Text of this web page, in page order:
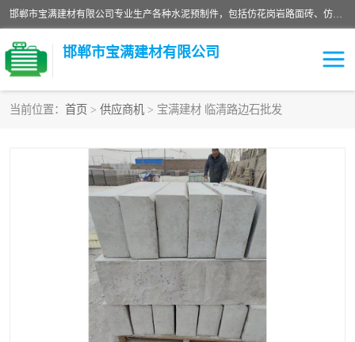
邯郸市宝满建材有限公司专业生产各种水泥预制件，包括仿花岗岩路面砖、仿花岗岩人行道砖、仿花岗岩路侧石、烧结砖、植草砖、码头砖连锁块、仿花岗岩路侧石、沙井盖、水泥盖板等各种水泥制品
邯郸市宝满建材有限公司
当前位置： 首页 > 供应商机 > 宝满建材 临清路边石批发
混凝土路沿石
便道砖
花岗岩路岩石 盲道砖
pc仿石砖